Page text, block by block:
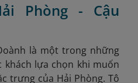
Phòng - Cậu
là một trong những
lựa chọn khi muốn
trưng của Hải Phòng. Tô